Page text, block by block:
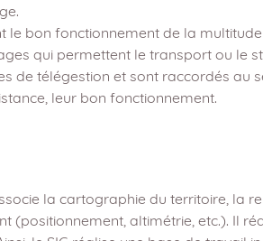
le bon fonctionnement de la
qui permettent le transport ou le
de télégestion et sont raccordés au
leur bon fonctionnement.
la cartographie du territoire, la
(positionnement, altimétrie, etc.). Il